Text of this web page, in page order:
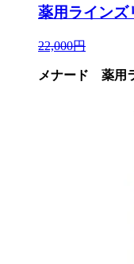
薬用ラインズ
22,000円
メナード 薬用